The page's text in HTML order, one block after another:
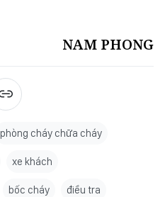
NAM PHONG
phòng cháy chữa cháy
xe khách
bốc cháy điều tra